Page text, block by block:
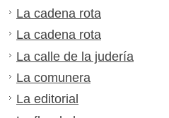
La cadena rota
La cadena rota
La calle de la judería
La comunera
La editorial